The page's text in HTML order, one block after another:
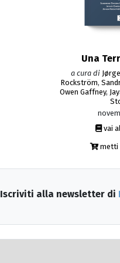
Una
a cura di
Rockström,
Owen Gaffney,
vai
metti
Iscriviti alla newsletter di